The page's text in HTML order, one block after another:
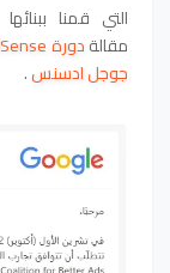
التي قمنا
مقالةدورة AdSense
جوجل ادسنس.